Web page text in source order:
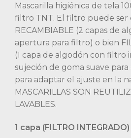
Mascarilla higiénica de tela
filtro TNT. El filtro puede ser
RECAMBIABLE (2 capas de
apertura para filtro) o bien
(1 capa de algodón con filtro
sujeción de goma suave para
para adaptar el ajuste en la
MASCARILLAS SON
LAVABLES.
1 capa (FILTRO INTEGRADO)